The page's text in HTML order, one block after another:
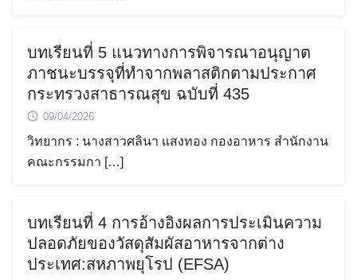
บทเรียนที่ 5 แนวทางการพิจารณาอนุญาต
ภาชนะบรรจุที่ทำจากพลาสติกตามประกาศ
กระทรวงสาธารณสุข ฉบับที่ 435
09/04/2026
วิทยากร : นางสาวศลินา แสงทอง กองอาหาร สำนักงาน
คณะกรรมกา […]
บทเรียนที่ 4 การอ้างอิงผลการประเมินความ
ปลอดภัยของวัสดุสัมผัสอาหารจากต่าง
ประเทศ:สหภาพยุโรป (EFSA)